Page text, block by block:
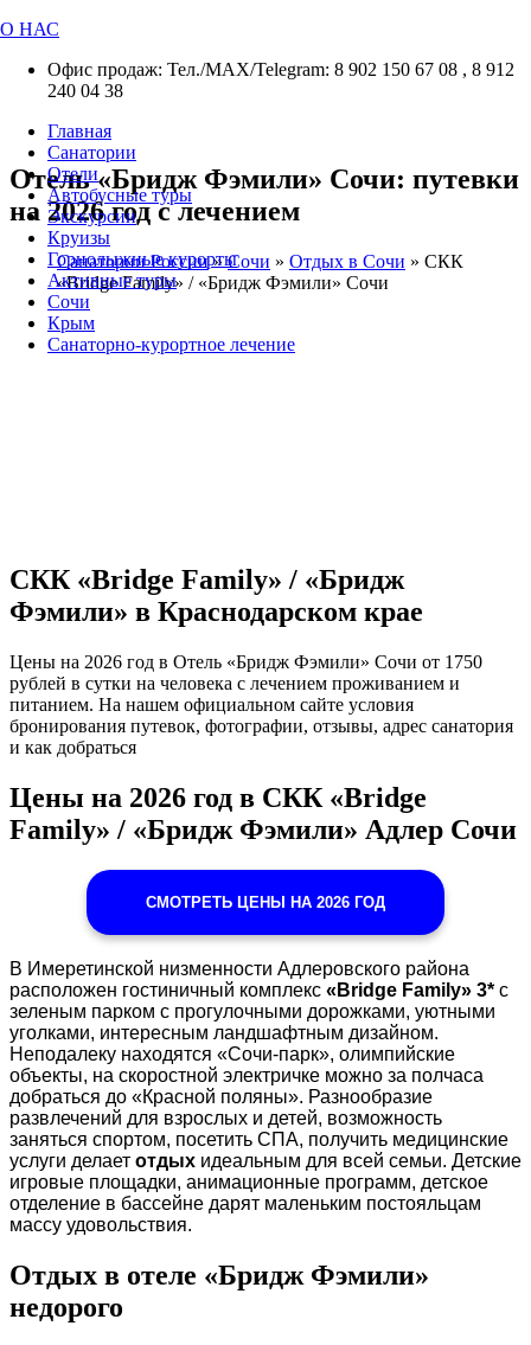
О НАС
Офис продаж: Тел./МАХ/Telegram: 8 902 150 67 08 , 8 912
240 04 38
Главная
Санатории
Отели
Автобусные туры
Экскурсии
Круизы
Горнолыжные курорты
Активные туры
Сочи
Крым
Санаторно-курортное лечение
Отель «Бридж Фэмили» Сочи: путевки
на 2026 год с лечением
Санатории России»Сочи » Отдых в Сочи » СКК
«Bridge Family» / «Бридж Фэмили» Сочи
СКК «Bridge Family» / «Бридж
Фэмили» в Краснодарском крае
Цены на 2026 год в Отель «Бридж Фэмили» Сочи от 1750
рублей в сутки на человека с лечением проживанием и
питанием. На нашем официальном сайте условия
бронирования путевок, фотографии, отзывы, адрес санатория
и как добраться
Цены на 2026 год в СКК «Bridge
Family» / «Бридж Фэмили» Адлер Сочи
СМОТРЕТЬ ЦЕНЫ НА 2026 ГОД
В Имеретинской низменности Адлеровского района
расположен гостиничный комплекс «Bridge Family» 3* с
зеленым парком с прогулочными дорожками, уютными
уголками, интересным ландшафтным дизайном.
Неподалеку находятся «Сочи-парк», олимпийские
объекты, на скоростной электричке можно за полчаса
добраться до «Красной поляны». Разнообразие
развлечений для взрослых и детей, возможность
заняться спортом, посетить СПА, получить медицинские
услуги делает отдых идеальным для всей семьи. Детские
игровые площадки, анимационные программ, детское
отделение в бассейне дарят маленьким постояльцам
массу удовольствия.
Отдых в отеле «Бридж Фэмили»
недорого